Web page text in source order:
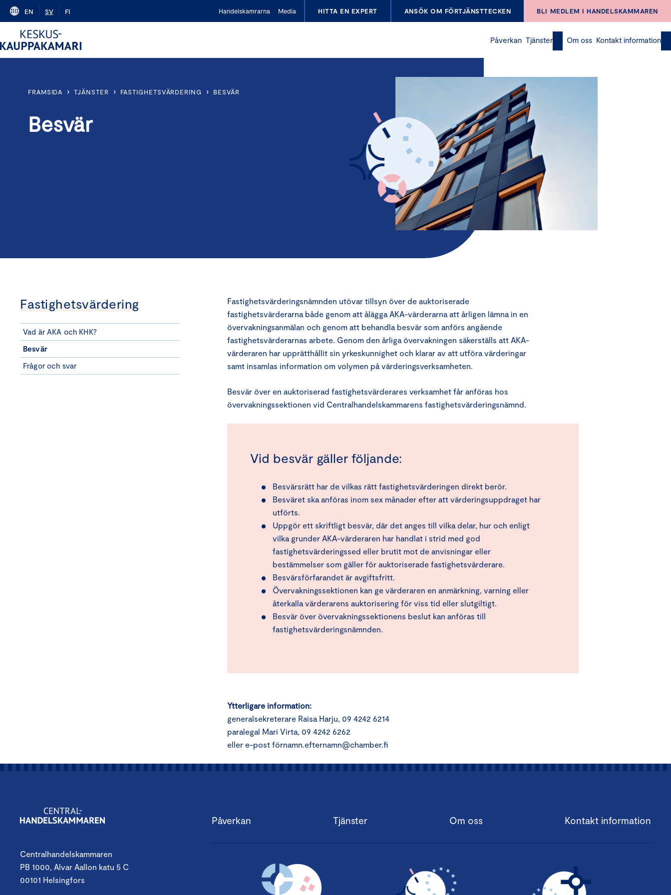
Skip
content
EN SV FI Handelskamrarna Media HITTA EN EXPERT ANSÖK OM FÖRTJÄNSTTECKEN BLI MEDLEM I HANDELSKAMMAREN
Påverkan Tjänster Om oss Kontakt information
FRAMSIDA › TJÄNSTER › FASTIGHETSVÄRDERING › BESVÄR
Besvär
Fastighetsvärdering
Vad är AKA och KHK?
Besvär
Frågor och svar
Fastighetsvärderingsnämnden utövar tillsyn över de auktoriserade
fastighetsvärderarna både genom att ålägga AKA-värderarna att årligen lämna in en
övervakningsanmälan och genom att behandla besvär som anförs angående
fastighetsvärderarnas arbete. Genom den årliga övervakningen säkerställs att AKA-
värderaren har upprätthållit sin yrkeskunnighet och klarar av att utföra värderingar
samt insamlas information om volymen på värderingsverksamheten.
Besvär över en auktoriserad fastighetsvärderares verksamhet får anföras hos
övervakningssektionen vid Centralhandelskammarens fastighetsvärderingsnämnd.
Vid besvär gäller följande:
Besvärsrätt har de vilkas rätt fastighetsvärderingen direkt berör.
Besväret ska anföras inom sex månader efter att värderingsuppdraget har
utförts.
Uppgör ett skriftligt besvär, där det anges till vilka delar, hur och enligt
vilka grunder AKA-värderaren har handlat i strid med god
fastighetsvärderingssed eller brutit mot de anvisningar eller
bestämmelser som gäller för auktoriserade fastighetsvärderare.
Besvärsförfarandet är avgiftsfritt.
Övervakningssektionen kan ge värderaren en anmärkning, varning eller
återkalla värderarens auktorisering för viss tid eller slutgiltigt.
Besvär över övervakningssektionens beslut kan anföras till
fastighetsvärderingsnämnden.
Ytterligare information:
generalsekreterare Raisa Harju, 09 4242 6214
paralegal Mari Virta, 09 4242 6262
eller e-post förnamn.efternamn@chamber.fi
Centralhandelskammaren
PB 1000, Alvar Aallon katu 5 C
00101 Helsingfors
Påverkan Tjänster Om oss Kontakt information